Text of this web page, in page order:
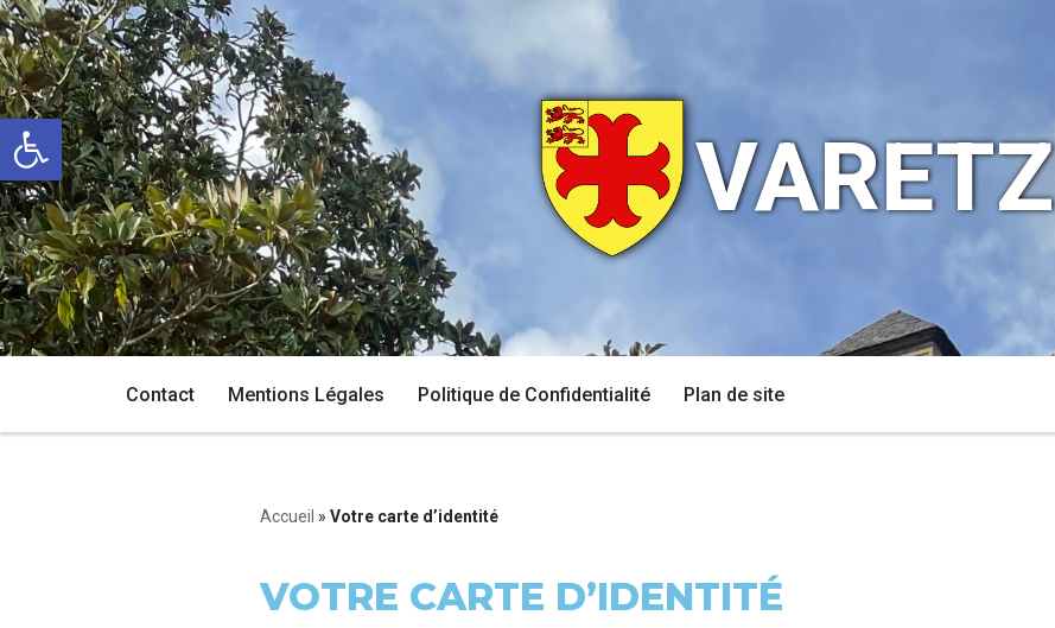
Ouvrir la barre d’outils
Aller
au
contenu
VARETZ
Contact Mentions Légales Politique de Confidentialité Plan de site
Accueil » Votre carte d’identité
VOTRE CARTE D’IDENTITÉ